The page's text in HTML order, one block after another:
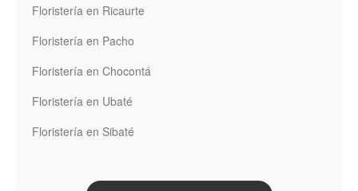
Floristería en Ricaurte
Floristería en Pacho
Floristería en Chocontá
Floristería en Ubaté
Floristería en Sibaté